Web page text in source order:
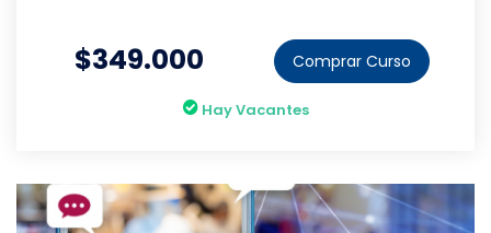
$349.000 Comprar Curso
Hay Vacantes